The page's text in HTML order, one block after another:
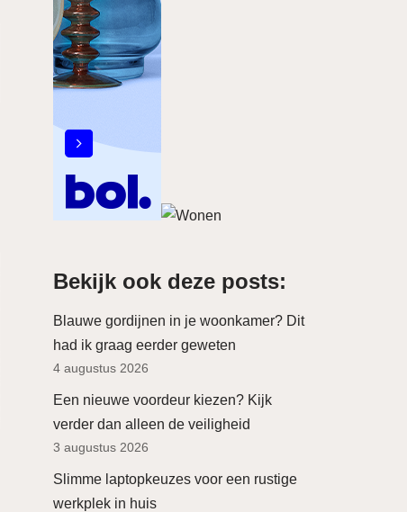
Bekijk ook deze posts:
Blauwe gordijnen in je woonkamer? Dit
had ik graag eerder geweten
4 augustus 2026
Een nieuwe voordeur kiezen? Kijk
verder dan alleen de veiligheid
3 augustus 2026
Slimme laptopkeuzes voor een rustige
werkplek in huis